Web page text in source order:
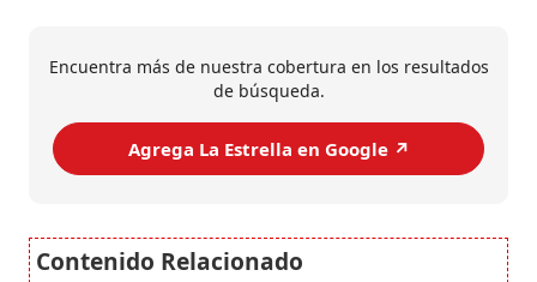
Encuentra más de nuestra cobertura en los resultados
de búsqueda.
Agrega La Estrella en Google ↗️